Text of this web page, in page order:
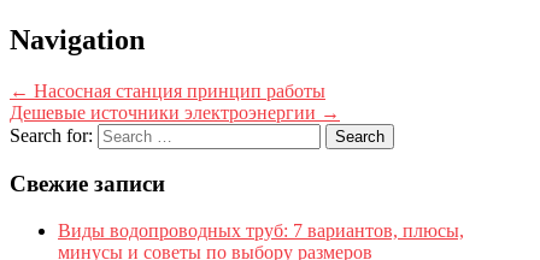
Navigation
← Насосная станция принцип работы
Дешевые источники электроэнергии →
Search for:
Свежие записи
Виды водопроводных труб: 7 вариантов, плюсы,
минусы и советы по выбору размеров